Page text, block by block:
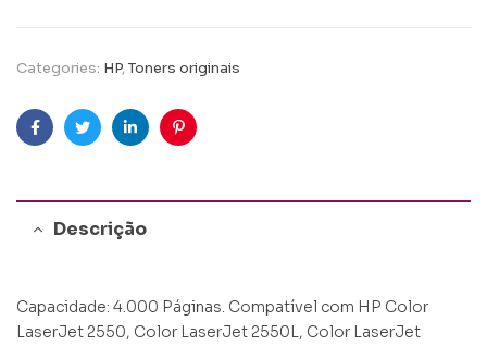
Categories: HP,Toners originais
FacebookTwitterLinkedinPinterest
Descrição
Capacidade: 4.000 Páginas. Compatível com HP Color
LaserJet 2550, Color LaserJet 2550L, Color LaserJet